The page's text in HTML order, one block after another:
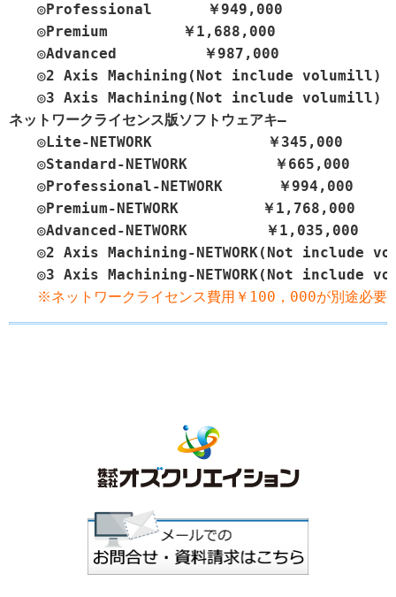
◎Professional　　   ￥949,000
◎Premium　　　 　 ￥1,688,000
◎Advanced　　　     ￥987,000
◎2 Axis Machining(Not include volumill)　　
◎3 Axis Machining(Not include volumill)　　
ネットワークライセンス版ソフトウェアキ―
◎Lite-NETWORK　　　  　  　 ￥345,000
◎Standard-NETWORK　 　   　 ￥665,000
◎Professional-NETWORK　　   ￥994,000
◎Premium-NETWORK　　　 　  ￥1,768,000
◎Advanced-NETWORK　　　    ￥1,035,000
◎2 Axis Machining-NETWORK(Not include
※ネットワークライセンス費用￥100，000が別途必要